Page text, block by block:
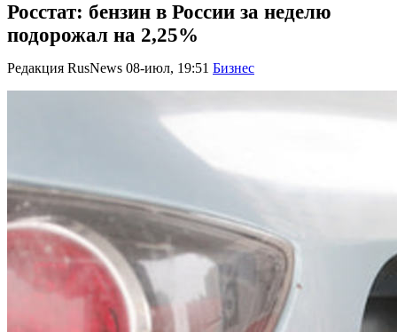
Росстат: бензин в России за неделю
подорожал на 2,25%
Редакция RusNews 08-июл, 19:51 Бизнес